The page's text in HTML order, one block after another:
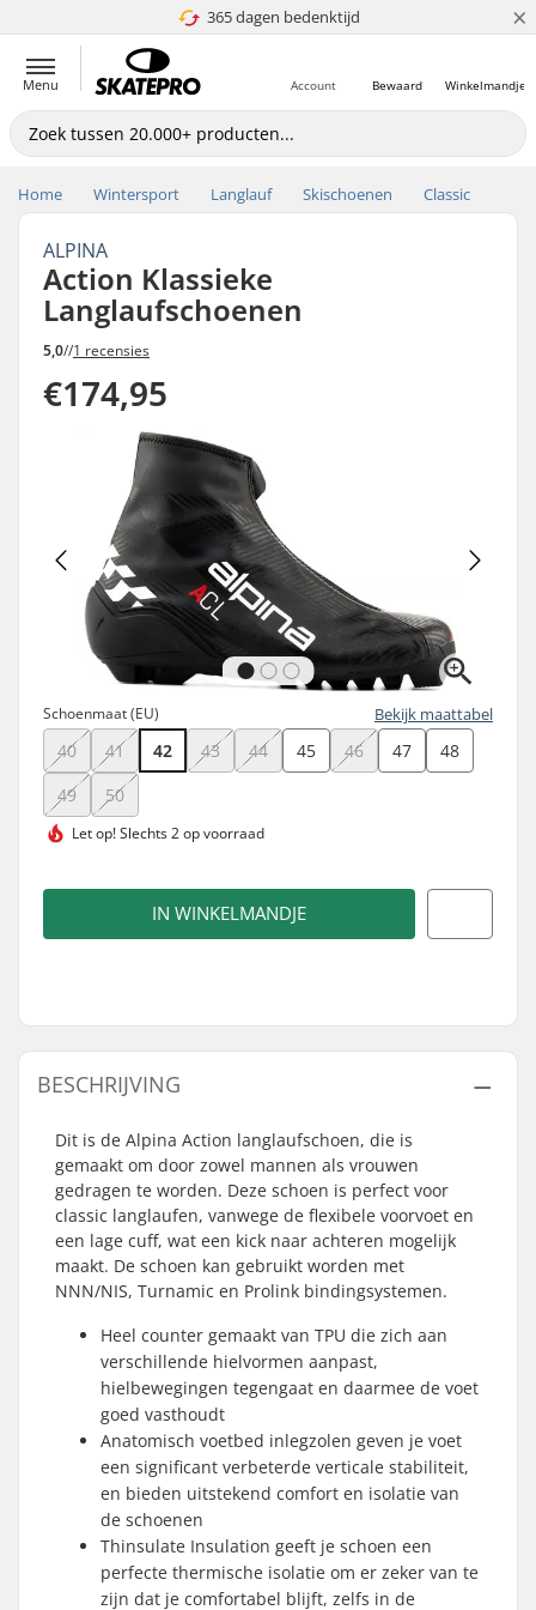
365 dagen bedenktijd
4.8 van 5 ×
Menu Winkelmandje
Bewaard
Account
Home Wintersport Langlauf Skischoenen Classic
ALPINA
Action Klassieke
Langlaufschoenen
5,0//1 recensies
€174,95
Schoenmaat (EU) Bekijk maattabel
40 41 42 43 44 45 46 47
48
49
50
Let op!Slechts 2 op voorraad
IN WINKELMANDJE
BESCHRIJVING
Dit is de Alpina Action langlaufschoen, die is
gemaakt om door zowel mannen als vrouwen
gedragen te worden. Deze schoen is perfect voor
classic langlaufen, vanwege de flexibele voorvoet en
een lage cuff, wat een kick naar achteren mogelijk
maakt. De schoen kan gebruikt worden met
NNN/NIS, Turnamic en Prolink bindingsystemen.
Heel counter gemaakt van TPU die zich aan
verschillende hielvormen aanpast,
hielbewegingen tegengaat en daarmee de voet
goed vasthoudt
Anatomisch voetbed inlegzolen geven je voet
een significant verbeterde verticale stabiliteit,
en bieden uitstekend comfort en isolatie van
de schoenen
Thinsulate Insulation geeft je schoen een
perfecte thermische isolatie om er zeker van te
zijn dat je comfortabel blijft, zelfs in de